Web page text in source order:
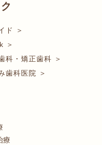
ド ＞
＞
科・矯正歯科 ＞
歯科医院 ＞
療